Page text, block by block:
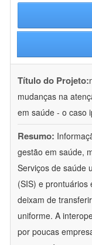
Título do Projeto:
mudanças na
em saúde - o caso
Resumo:
gestão em saúde,
Serviços de saúde
(SIS) e
deixam de
uniforme. A
por poucas